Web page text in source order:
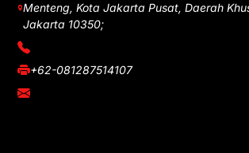
Menteng, Kota Jakarta Pusat, Daerah
Jakarta 10350;
(021) 3908026
+62-081287514107
adm@iawnews.com